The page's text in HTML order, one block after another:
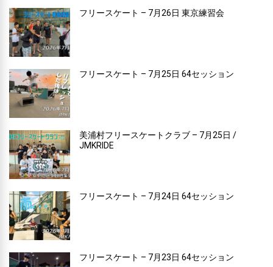
フリースケート – 7月26日 東京練習会
フリースケート – 7月25日 64セッション
美浦村フリースケートクラブ – 7月25日 /
JMKRIDE
フリースケート – 7月24日 64セッション
フリースケート – 7月23日 64セッション